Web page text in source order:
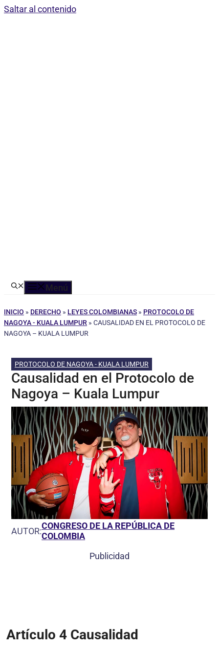
Saltar al contenido
Menú
INICIO » DERECHO » LEYES COLOMBIANAS » PROTOCOLO DE
NAGOYA - KUALA LUMPUR » CAUSALIDAD EN EL PROTOCOLO DE
NAGOYA – KUALA LUMPUR
PROTOCOLO DE NAGOYA - KUALA LUMPUR
Causalidad en el Protocolo de
Nagoya – Kuala Lumpur
AUTOR:CONGRESO DE LA REPÚBLICA DE
COLOMBIA
Publicidad
Artículo 4 Causalidad